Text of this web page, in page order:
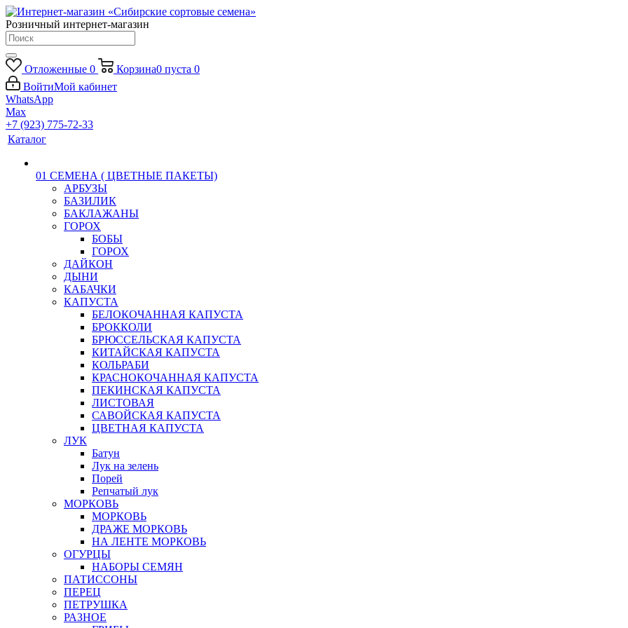
Розничный интернет-магазин
Отложенные 0 Корзина0 пуста 0
ВойтиМой кабинет
WhatsApp
Max
+7 (923) 775-72-33
Каталог
01 СЕМЕНА ( ЦВЕТНЫЕ ПАКЕТЫ)
АРБУЗЫ
БАЗИЛИК
БАКЛАЖАНЫ
ГОРОХ
БОБЫ
ГОРОХ
ДАЙКОН
ДЫНИ
КАБАЧКИ
КАПУСТА
БЕЛОКОЧАННАЯ КАПУСТА
БРОККОЛИ
БРЮССЕЛЬСКАЯ КАПУСТА
КИТАЙСКАЯ КАПУСТА
КОЛЬРАБИ
КРАСНОКОЧАННАЯ КАПУСТА
ПЕКИНСКАЯ КАПУСТА
ЛИСТОВАЯ
САВОЙСКАЯ КАПУСТА
ЦВЕТНАЯ КАПУСТА
ЛУК
Батун
Лук на зелень
Порей
Репчатый лук
МОРКОВЬ
МОРКОВЬ
ДРАЖЕ МОРКОВЬ
НА ЛЕНТЕ МОРКОВЬ
ОГУРЦЫ
НАБОРЫ СЕМЯН
ПАТИССОНЫ
ПЕРЕЦ
ПЕТРУШКА
РАЗНОЕ